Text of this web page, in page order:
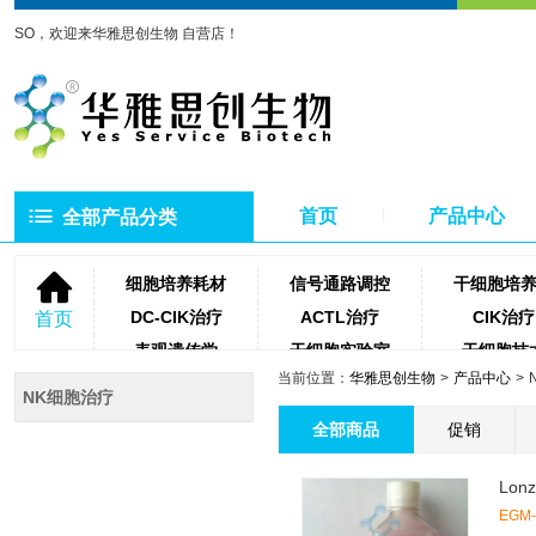
SO，欢迎来华雅思创生物 自营店！
全部产品分类 首页 产品中心
首页
细胞培养耗材 信号通路调控
干细胞培
DC-CIK治疗
ACTL治疗
CIK治疗
表观遗传学
干细胞实验室
干细胞技
微生物培养基
琼脂糖
牛血清
测序相关试剂耗材 PCR相关
NK细胞治疗
当前位置： 华雅思创生物 产品中心
全部商品 促销